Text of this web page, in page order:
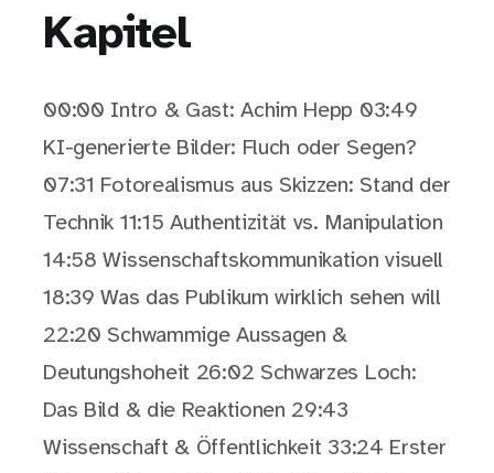
Kapitel
00:00 Intro & Gast: Achim Hepp 03:49
KI-generierte Bilder: Fluch oder Segen?
07:31 Fotorealismus aus Skizzen: Stand der
Technik 11:15 Authentizität vs. Manipulation
14:58 Wissenschaftskommunikation visuell
18:39 Was das Publikum wirklich sehen will
22:20 Schwammige Aussagen &
Deutungshoheit 26:02 Schwarzes Loch:
Das Bild & die Reaktionen 29:43
Wissenschaft & Öffentlichkeit 33:24 Erster